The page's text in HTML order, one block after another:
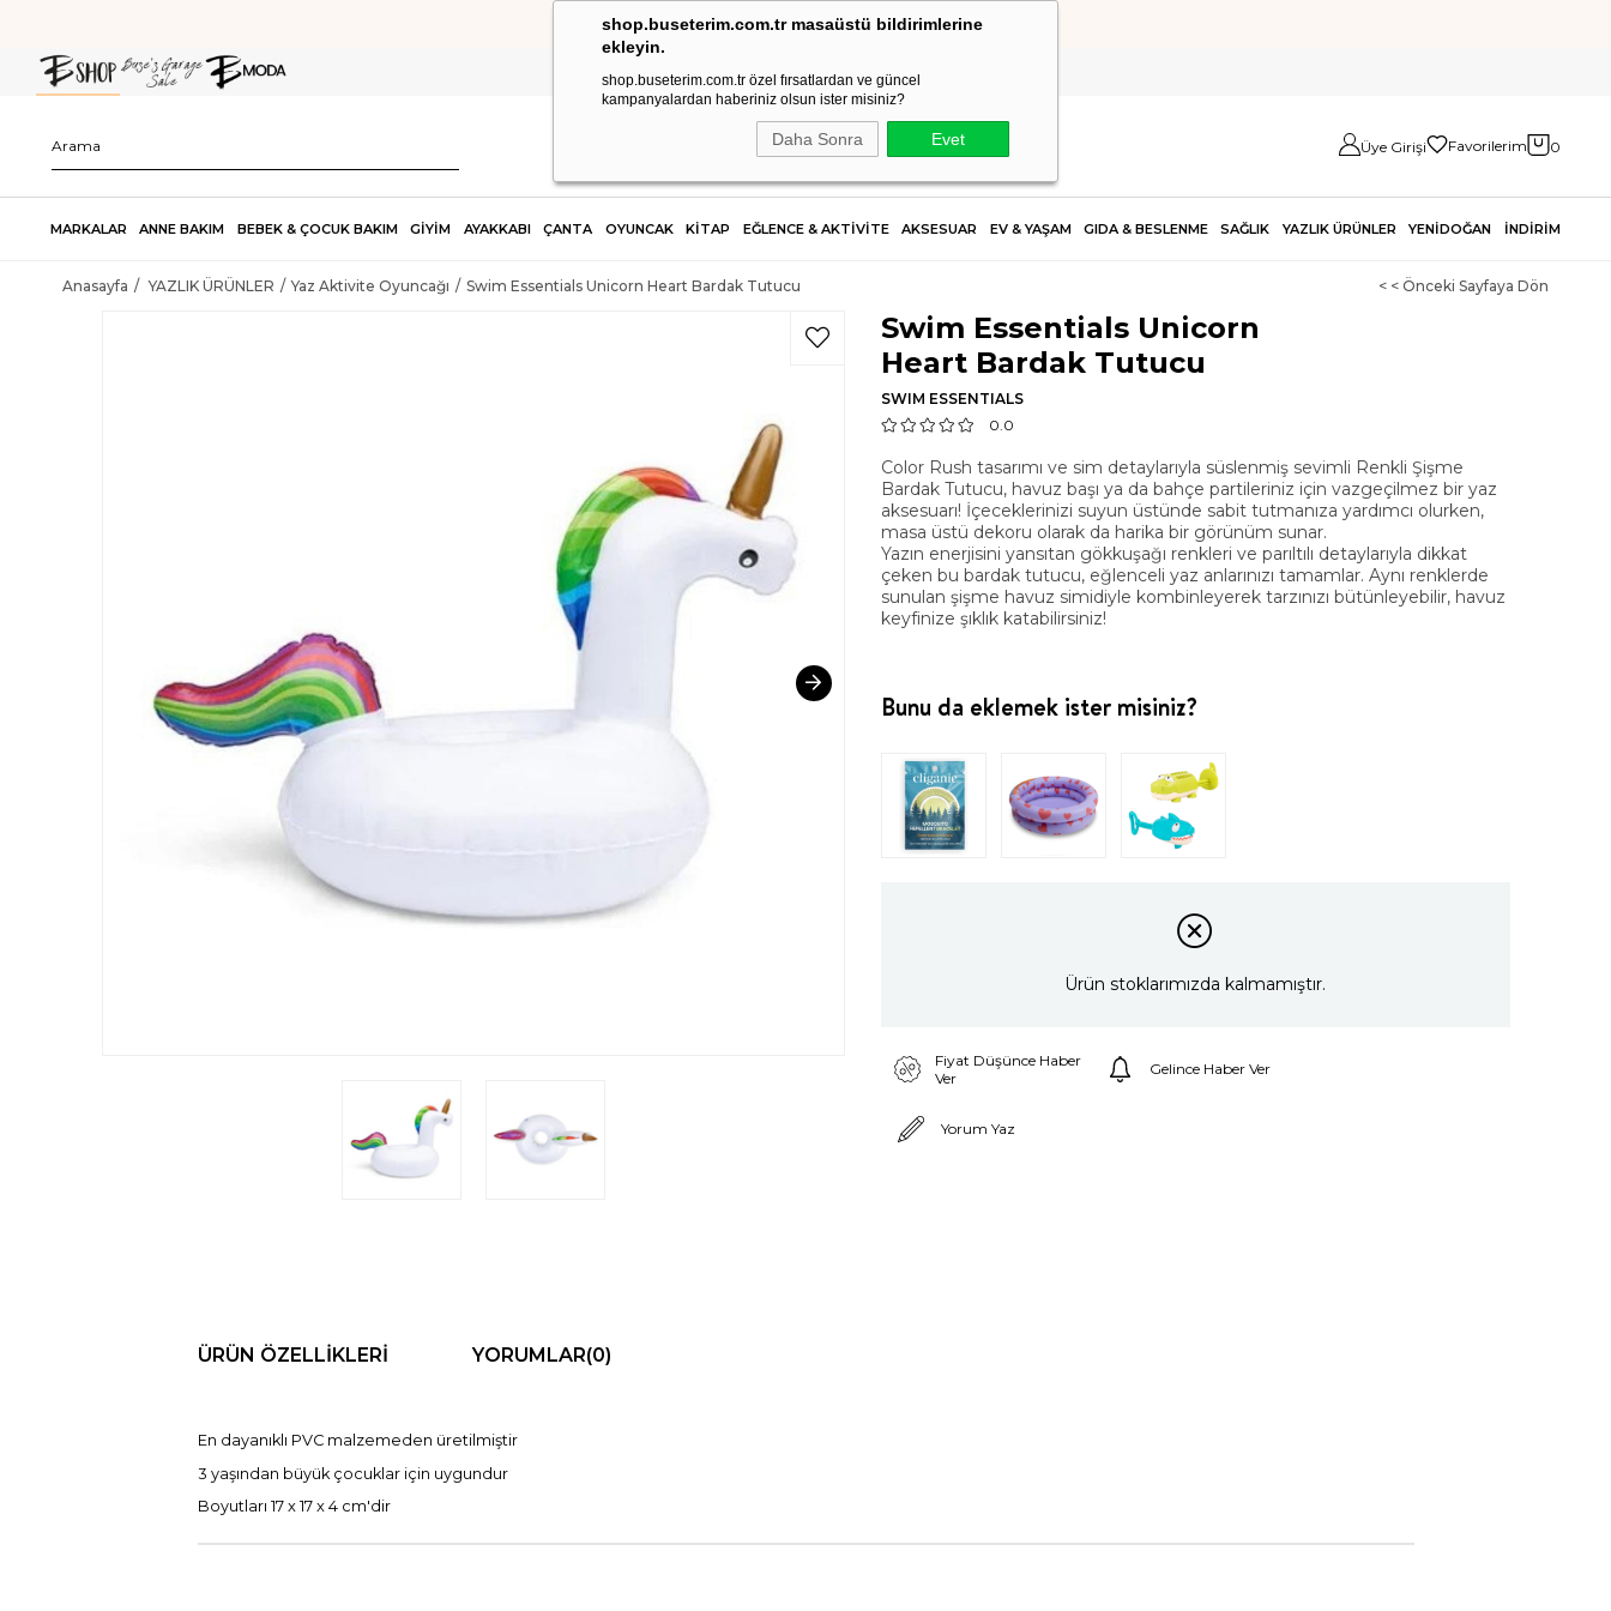
shop.buseterim.com.tr masaüstü bildirimlerine
ekleyin.
shop.buseterim.com.tr özel fırsatlardan ve güncel
kampanyalardan haberiniz olsun ister misiniz?
Daha Sonra Evet
HIZLI KARGO
Üye Girişi Favorilerim 0
MARKALAR ANNE BAKIM BEBEK & ÇOCUK BAKIM GİYİM AYAKKABI ÇANTA OYUNCAK KİTAP EĞLENCE & AKTİVİTE AKSESUAR EV & YAŞAM GIDA & BESLENME SAĞLIK YAZLIK ÜRÜNLER YENİDOĞAN İNDİRİM
Anasayfa YAZLIK ÜRÜNLER Yaz Aktivite Oyuncağı Swim Essentials Unicorn Heart Bardak Tutucu < < Önceki Sayfaya Dön
Swim Essentials Unicorn
Heart Bardak Tutucu
SWIM ESSENTIALS
0.0
Color Rush tasarımı ve sim detaylarıyla süslenmiş sevimli Renkli Şişme
Bardak Tutucu, havuz başı ya da bahçe partileriniz için vazgeçilmez bir yaz
aksesuarı! İçeceklerinizi suyun üstünde sabit tutmanıza yardımcı olurken,
masa üstü dekoru olarak da harika bir görünüm sunar.
Yazın enerjisini yansıtan gökkuşağı renkleri ve parıltılı detaylarıyla dikkat
çeken bu bardak tutucu, eğlenceli yaz anlarınızı tamamlar. Aynı renklerde
sunulan şişme havuz simidiyle kombinleyerek tarzınızı bütünleyebilir, havuz
keyfinize şıklık katabilirsiniz!
Bunu da eklemek ister misiniz?
Ürün stoklarımızda kalmamıştır.
Fiyat Düşünce Haber
Ver
Gelince Haber Ver
Yorum Yaz
ÜRÜN ÖZELLIKLERI YORUMLAR(0)
En dayanıklı PVC malzemeden üretilmiştir
3 yaşından büyük çocuklar için uygundur
Boyutları 17 x 17 x 4 cm'dir